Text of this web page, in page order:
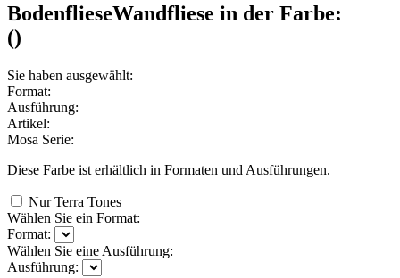
BodenflieseWandfliese in der Farbe:
()
Sie haben ausgewählt:
Format:
Ausführung:
Artikel:
Mosa Serie:
Diese Farbe ist erhältlich in Formaten und Ausführungen.
Nur Terra Tones
Wählen Sie ein Format:
Format:
Wählen Sie eine Ausführung:
Ausführung: